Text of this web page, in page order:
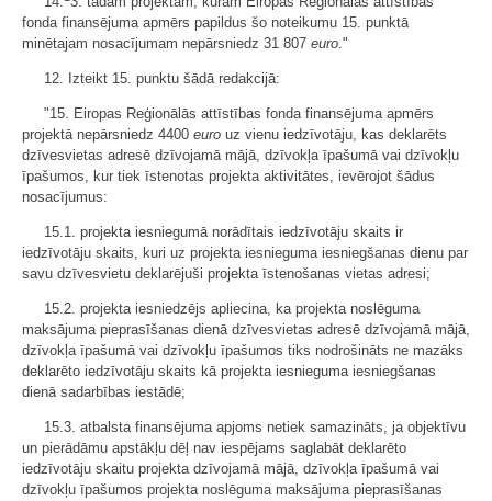
fonda finansējuma apmērs papildus šo noteikumu 15. punktā
minētajam nosacījumam nepārsniedz 31 807 euro."
12. Izteikt 15. punktu šādā redakcijā:
"15. Eiropas Reģionālās attīstības fonda finansējuma apmērs
projektā nepārsniedz 4400 euro uz vienu iedzīvotāju, kas deklarēts
dzīvesvietas adresē dzīvojamā mājā, dzīvokļa īpašumā vai dzīvokļu
īpašumos, kur tiek īstenotas projekta aktivitātes, ievērojot šādus
nosacījumus:
15.1. projekta iesniegumā norādītais iedzīvotāju skaits ir
iedzīvotāju skaits, kuri uz projekta iesnieguma iesniegšanas dienu par
savu dzīvesvietu deklarējuši projekta īstenošanas vietas adresi;
15.2. projekta iesniedzējs apliecina, ka projekta noslēguma
maksājuma pieprasīšanas dienā dzīvesvietas adresē dzīvojamā mājā,
dzīvokļa īpašumā vai dzīvokļu īpašumos tiks nodrošināts ne mazāks
deklarēto iedzīvotāju skaits kā projekta iesnieguma iesniegšanas
dienā sadarbības iestādē;
15.3. atbalsta finansējuma apjoms netiek samazināts, ja objektīvu
un pierādāmu apstākļu dēļ nav iespējams saglabāt deklarēto
iedzīvotāju skaitu projekta dzīvojamā mājā, dzīvokļa īpašumā vai
dzīvokļu īpašumos projekta noslēguma maksājuma pieprasīšanas